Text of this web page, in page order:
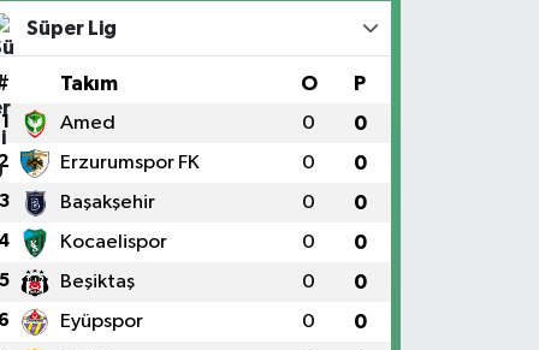
Süper Lig
Takım O P
1 Amed 0 0
Erzurumspor FK 0 0
3 Başakşehir 0 0
Kocaelispor 0 0
5 Beşiktaş 0 0
Eyüpspor 0 0